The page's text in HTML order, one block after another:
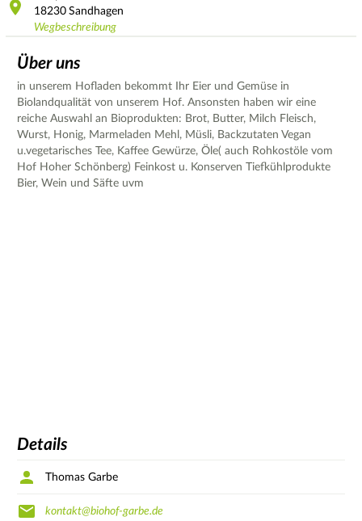
18230 Sandhagen
Wegbeschreibung
Über uns
in unserem Hofladen bekommt Ihr Eier und Gemüse in
Biolandqualität von unserem Hof. Ansonsten haben wir eine
reiche Auswahl an Bioprodukten: Brot, Butter, Milch Fleisch,
Wurst, Honig, Marmeladen Mehl, Müsli, Backzutaten Vegan
u.vegetarisches Tee, Kaffee Gewürze, Öle( auch Rohkostöle vom
Hof Hoher Schönberg) Feinkost u. Konserven Tiefkühlprodukte
Bier, Wein und Säfte uvm
Details
Thomas Garbe
kontakt@biohof-garbe.de